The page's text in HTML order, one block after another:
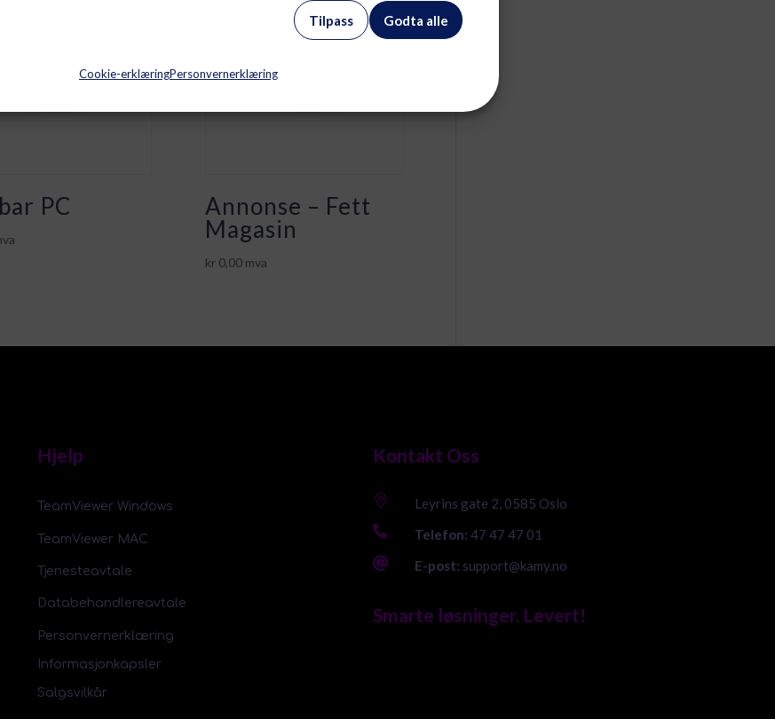
Godta alle
Tilpass
Cookie-erklæringPersonvernerklæring
PC
Annonse – Fett
Magasin
kr0,00 mva
Hjelp
TeamViewer Windows
TeamViewer MAC
Tjenesteavtale
Databehandlereavtale
Personvernerklæring
Informasjonkapsler
Salgsvilkår
Kontakt Oss
 Leyrins gate 2, 0585 Oslo
 Telefon: 47 47 47 01

E-post: support@kamy.no
Smarte løsninger. Levert!